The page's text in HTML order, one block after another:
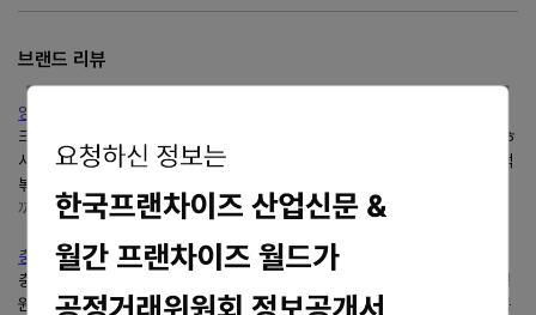
브랜드 리뷰
양산 덕계나는 조선의 떡볶이다야식 너어어어~~~
크으 우리 양산 덕계 동네가 좋은게 아무리 기다려도 30분내로 다 와용ㅎㅎㅎ
서울 그런곳은 1시간이 기본이라던데나는 조선의 떡볶이다베스트 국물치즈떡
볶이^^ (치즈토핑 추가안해도 많아여 헿헤)나는...
끼가 흘러넘치는 블로그 ^-^
https://blog.naver.com/wdustn312
충청북도 청주시 청원구 기업 정보현황(공장등록 회사명)
충청북도 청주시 청원구 기업 정보현황(공장등록 회사명) 충청북도 청주시 청
원구에 공장으로 등록되어 있는 회사명, 공장주소(지번), 생산품, 전화번호 목